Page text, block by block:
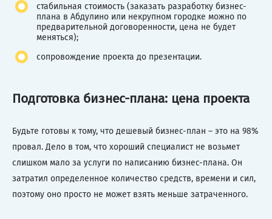
стабильная стоимость (заказать разработку бизнес-
плана в Абдулино или некрупном городке можно по
предварительной договоренности, цена не будет
меняться);
сопровождение проекта до презентации.
Подготовка бизнес-плана: цена проекта
Будьте готовы к тому, что дешевый бизнес-план – это на 98%
провал. Дело в том, что хороший специалист не возьмет
слишком мало за услуги по написанию бизнес-плана. Он
затратил определенное количество средств, времени и сил,
поэтому оно просто не может взять меньше затраченного.